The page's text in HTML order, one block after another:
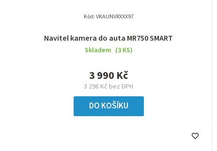
Navitel kamera do auta MR750 SMART
Skladem (3 KS)
3 298 Kč bez DPH
3 990 Kč
DO KOŠÍKU
Kód:VKAUNVRXXX97